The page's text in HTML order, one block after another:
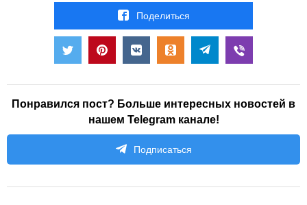
Поделиться
Понравился пост? Больше интересных новостей в
нашем Telegram канале!
Подписаться